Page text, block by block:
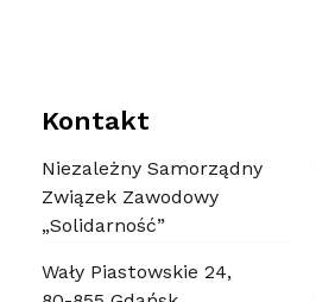
Kontakt
Niezależny Samorządny
Związek Zawodowy
„Solidarność”
Wały Piastowskie 24,